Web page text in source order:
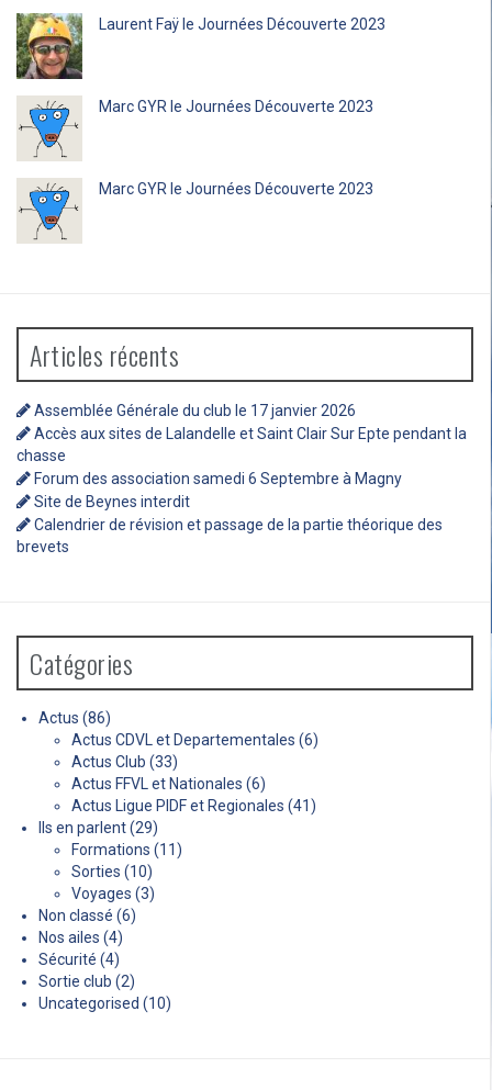
Laurent Faÿ le Journées Découverte 2023
Marc GYR le Journées Découverte 2023
Marc GYR le Journées Découverte 2023
Articles récents
Assemblée Générale du club le 17 janvier 2026
Accès aux sites de Lalandelle et Saint Clair Sur Epte pendant la
chasse
Forum des association samedi 6 Septembre à Magny
Site de Beynes interdit
Calendrier de révision et passage de la partie théorique des
brevets
Catégories
Actus (86)
Actus CDVL et Departementales (6)
Actus Club (33)
Actus FFVL et Nationales (6)
Actus Ligue PIDF et Regionales (41)
Ils en parlent(29)
Formations (11)
Sorties (10)
Voyages (3)
Non classé (6)
Nos ailes (4)
Sécurité (4)
Sortie club (2)
Uncategorised (10)